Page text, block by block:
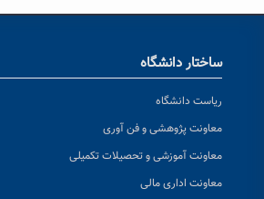
ساختار دانشگاه
ریاست دانشگاه
معاونت پژوهشی و فن آوری
معاونت آموزشی و تحصیلات تکمیلی
معاونت اداری مالی